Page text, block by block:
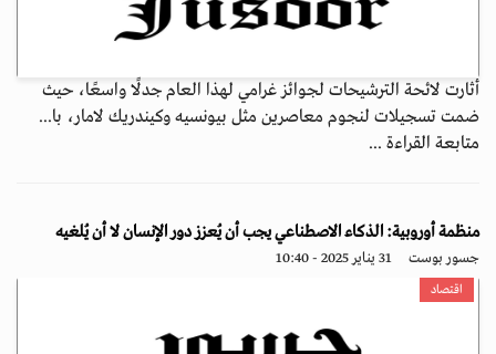
أثارت لائحة الترشيحات لجوائز غرامي لهذا العام جدلًا واسعًا، حيث
ضمت تسجيلات لنجوم معاصرين مثل بيونسيه وكيندريك لامار، با...
متابعة القراءة ...
منظمة أوروبية: الذكاء الاصطناعي يجب أن يُعزز دور الإنسان لا أن يُلغيه
جسور بوست 31 يناير 2025 - 10:40
اقتصاد